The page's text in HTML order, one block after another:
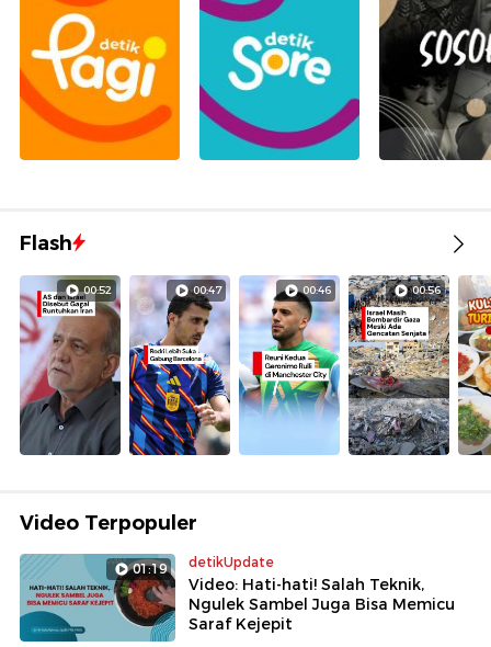
Flash
00:52 00:47 00:46 00:56
Video Terpopuler
01:19 detikUpdate
Video: Hati-hati! Salah Teknik,
Ngulek Sambel Juga Bisa Memicu
Saraf Kejepit